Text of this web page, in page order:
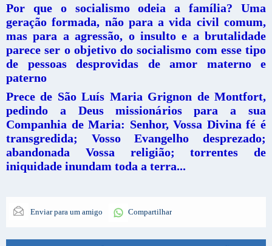
Por que o socialismo odeia a família? Uma
geração formada, não para a vida civil comum,
mas para a agressão, o insulto e a brutalidade
parece ser o objetivo do socialismo com esse tipo
de pessoas desprovidas de amor materno e
paterno
Prece de São Luís Maria Grignon de Montfort,
pedindo a Deus missionários para a sua
Companhia de Maria: Senhor, Vossa Divina fé é
transgredida; Vosso Evangelho desprezado;
abandonada Vossa religião; torrentes de
iniquidade inundam toda a terra...
Enviar para um amigo Compartilhar